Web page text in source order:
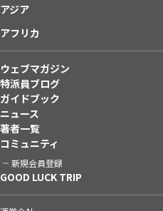
アジア
アフリカ
ウェブマガジン
特派員ブログ
ガイドブック
ニュース
著者一覧
コミュニティ
新規会員登録
GOOD LUCK TRIP